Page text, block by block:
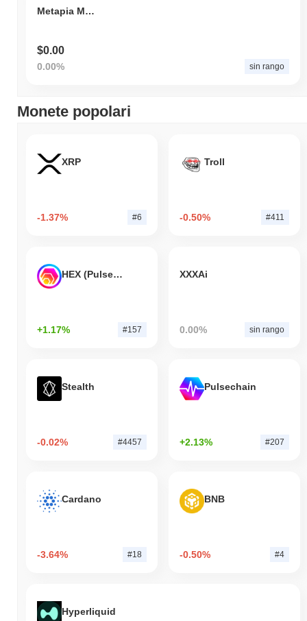
Metapia Meta Ethereum
$0.00
0.00% sin rango
Monete popolari
XRP
-1.37% #6
Troll
-0.50% #411
HEX (Pulsechain)
+1.17% #157
XXXAi
0.00% sin rango
Stealth
-0.02% #4457
Pulsechain
+2.13% #207
Cardano
-3.64% #18
BNB
-0.50% #4
Hyperliquid